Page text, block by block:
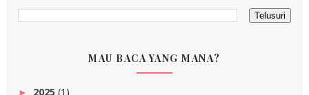
MAU BACA YANG MANA?
► 2025 (1)